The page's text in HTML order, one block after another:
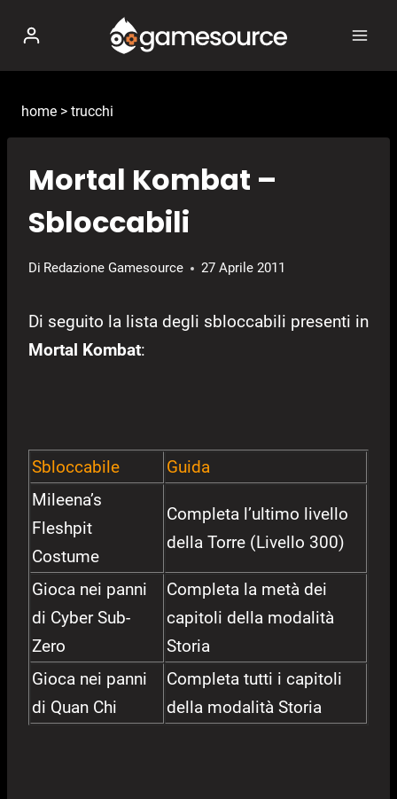
contenuto
home > trucchi
Mortal Kombat –
Sbloccabili
Di Redazione Gamesource 27 Aprile 2011
Di seguito la lista degli sbloccabili presenti in
Mortal Kombat:
Sbloccabile
Guida
Mileena’s
Fleshpit
Costume
Completa l’ultimo livello
della Torre (Livello 300)
Gioca nei panni
di Cyber Sub-
Zero
Completa la metà dei
capitoli della modalità
Storia
Gioca nei panni
di Quan Chi
Completa tutti i capitoli
della modalità Storia